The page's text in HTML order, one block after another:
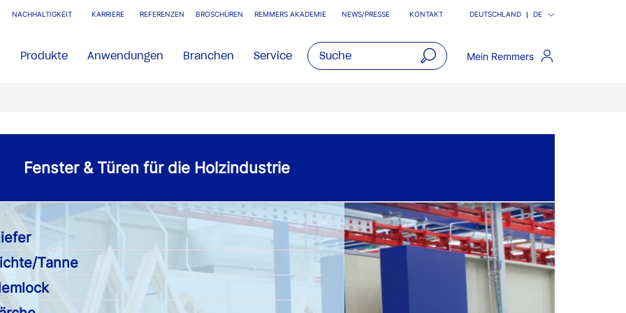
NACHHALTIGKEIT KARRIERE REFERENZEN BROSCHÜREN REMMERS AKADEMIE NEWS/PRESSE KONTAKT DEUTSCHLAND DE
Produkte Anwendungen Branchen Service Mein Remmers
Fenster & Türen für die Holzindustrie
Tanne